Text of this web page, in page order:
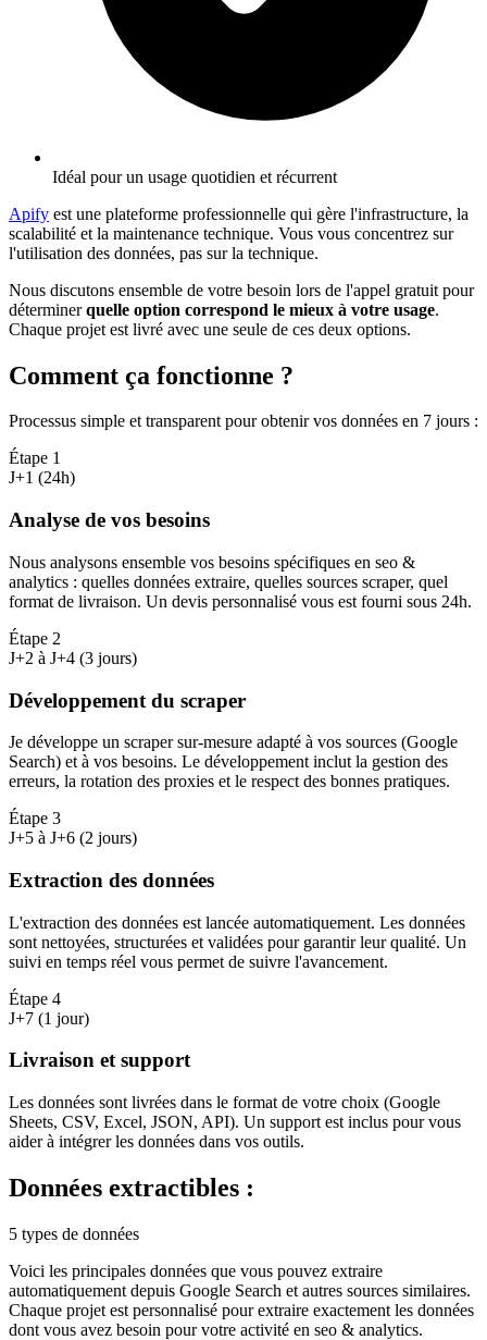
Idéal pour un usage quotidien et récurrent
Apify est une plateforme professionnelle qui gère l'infrastructure, la
scalabilité et la maintenance technique. Vous vous concentrez sur
l'utilisation des données, pas sur la technique.
Nous discutons ensemble de votre besoin lors de l'appel gratuit pour
déterminerquelle option correspond le mieux à votre usage.
Chaque projet est livré avec une seule de ces deux options.
Comment ça fonctionne ?
Processus simple et transparent pour obtenir vos données en 7 jours :
Étape 1
J+1 (24h)
Analyse de vos besoins
Nous analysons ensemble vos besoins spécifiques en seo &
analytics : quelles données extraire, quelles sources scraper, quel
format de livraison. Un devis personnalisé vous est fourni sous 24h.
Étape 2
J+2 à J+4 (3 jours)
Développement du scraper
Je développe un scraper sur-mesure adapté à vos sources (Google
Search) et à vos besoins. Le développement inclut la gestion des
erreurs, la rotation des proxies et le respect des bonnes pratiques.
Étape 3
J+5 à J+6 (2 jours)
Extraction des données
L'extraction des données est lancée automatiquement. Les données
sont nettoyées, structurées et validées pour garantir leur qualité. Un
suivi en temps réel vous permet de suivre l'avancement.
Étape 4
J+7 (1 jour)
Livraison et support
Les données sont livrées dans le format de votre choix (Google
Sheets, CSV, Excel, JSON, API). Un support est inclus pour vous
aider à intégrer les données dans vos outils.
Données extractibles :
5 types de données
Voici les principales données que vous pouvez extraire
automatiquement depuis Google Search et autres sources similaires.
Chaque projet est personnalisé pour extraire exactement les données
dont vous avez besoin pour votre activité en seo & analytics.